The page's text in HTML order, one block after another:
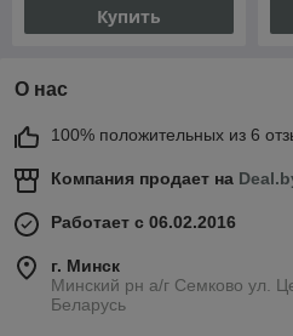
Купить
О нас
100% положительных из 6
Компания продает на
Работает с 06.02.2016
г. Минск
Минский рн а/г Семково ул.
Беларусь